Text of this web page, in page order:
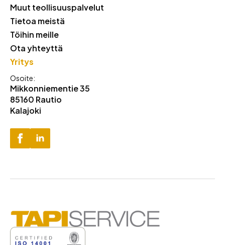
Muut teollisuuspalvelut
Tietoa meistä
Töihin meille
Ota yhteyttä
Yritys
Osoite:
Mikkonniementie 35
85160 Rautio
Kalajoki